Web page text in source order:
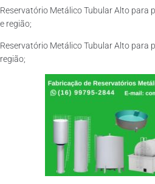
Reservatório Metálico Tubular Alto para
e região;
Reservatório Metálico Tubular Alto para
região;